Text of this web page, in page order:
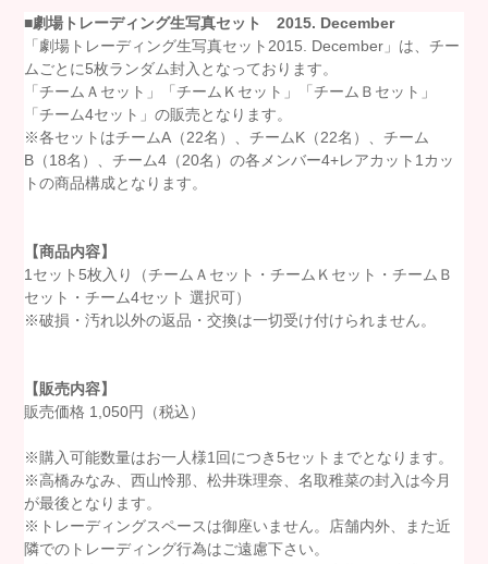
■劇場トレーディング生写真セット2015. December
「劇場トレーディング生写真セット 2015. December 」は、チー
ムごとに5枚ランダム封入となっております。
「チームＡセット」「チームＫセット」「チームＢセット」
「チーム4セット」の販売となります。
※各セットはチームA （22名）、チームK （22名）、チーム
B （18名）、チーム4 （20名）の各メンバー4+レアカット 1 カッ
トの商品構成となります。
【商品内容】
1 セット 5枚入り（チームＡセット・チームＫセット・チームＢ
セット・チーム4セット 選択可）
※破損・汚れ以外の返品・交換は一切受け付けられません。
【販売内容】
販売価格 1,050円（税込）
※購入可能数量はお一人様1 回につき 5セットまでとなります。
※高橋みなみ、西山怜那、松井珠理奈、名取稚菜の封入は今月
が最後となります。
※トレーディングスペースは御座いません。店舗内外、また近
隣でのトレーディング行為はご遠慮下さい。